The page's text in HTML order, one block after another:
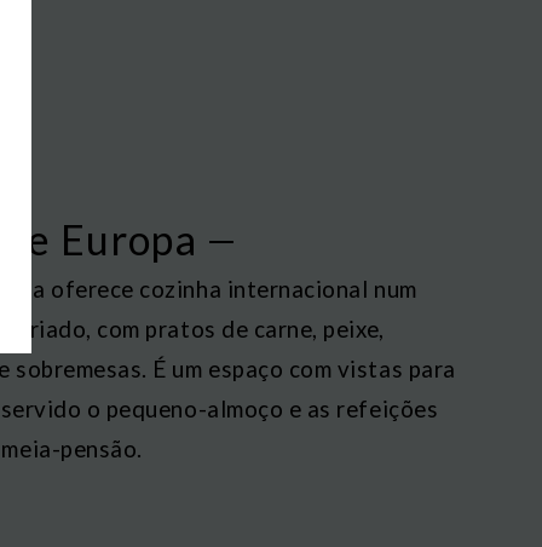
Europa
oferece cozinha internacional num
com pratos de carne, peixe,
sobremesas. É um espaço com vistas para
o pequeno-almoço e as refeições
pensão.